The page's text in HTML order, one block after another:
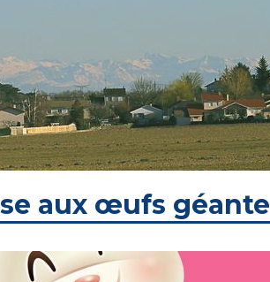
aux œufs géante